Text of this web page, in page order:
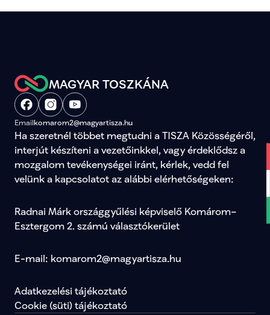
MAGYAR TOSZKÁNA
Emailkomarom2@magyartisza.hu
Ha szeretnél többet megtudni a TISZA Közösségéről,
interjút készíteni a vezetőinkkel, vagy érdeklődsz a
mozgalom tevékenységei iránt, kérlek, vedd fel
velünk a kapcsolatot az alábbi elérhetőségeken:
Radnai Márk országgyűlési képviselő Komárom–
Esztergom 2. számú választókerület
E-mail: komarom2@magyartisza.hu
Adatkezelési tájékoztató
Cookie (süti) tájékoztató